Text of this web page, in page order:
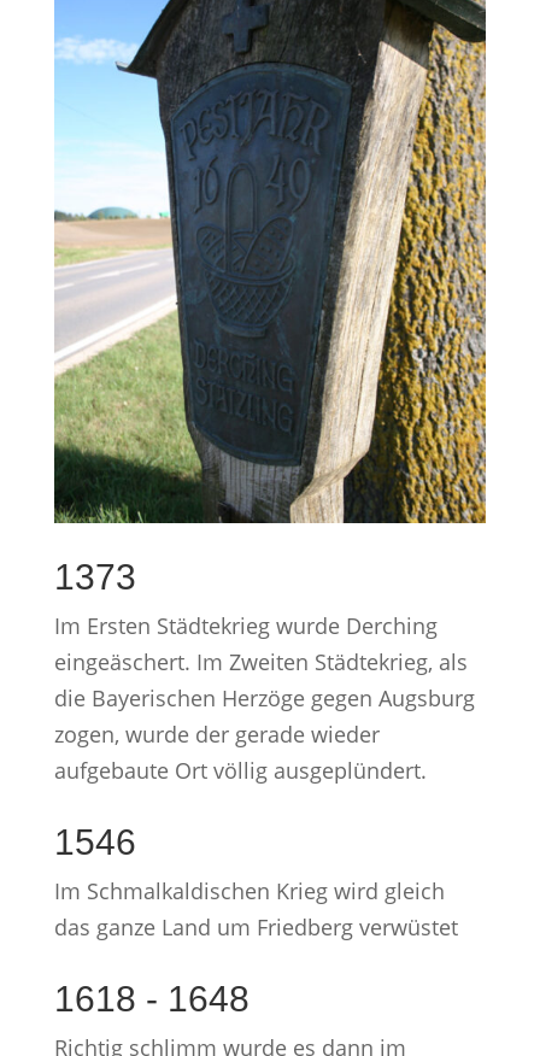
1373
Im Ersten Städtekrieg wurde Derching
eingeäschert. Im Zweiten Städtekrieg, als
die Bayerischen Herzöge gegen Augsburg
zogen, wurde der gerade wieder
aufgebaute Ort völlig ausgeplündert.
1546
Im Schmalkaldischen Krieg wird gleich
das ganze Land um Friedberg verwüstet
1618 - 1648
Richtig schlimm wurde es dann im